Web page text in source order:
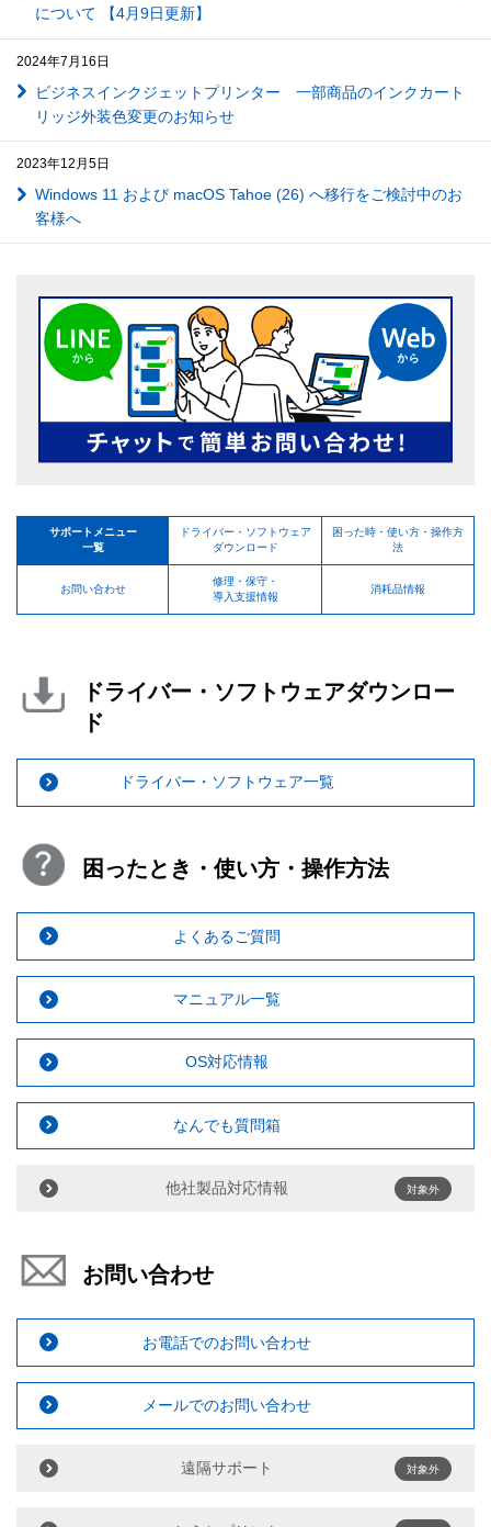
について 【4月9日更新】
2024年7月16日
ビジネスインクジェットプリンター 一部商品のインクカート
リッジ外装色変更のお知らせ
2023年12月5日
Windows 11 および macOS Tahoe (26) へ移行をご検討中のお
客様へ
サポートメニュー
一覧
ドライバー・ソフトウェア
ダウンロード
困った時・使い方・操作方
法
お問い合わせ
修理・保守・
導入支援情報
消耗品情報
ドライバー・ソフトウェアダウンロー
ド
ドライバー・ソフトウェア一覧
困ったとき・使い方・操作方法
よくあるご質問
マニュアル一覧
OS対応情報
なんでも質問箱
他社製品対応情報 対象外
お問い合わせ
お電話でのお問い合わせ
メールでのお問い合わせ
遠隔サポート 対象外